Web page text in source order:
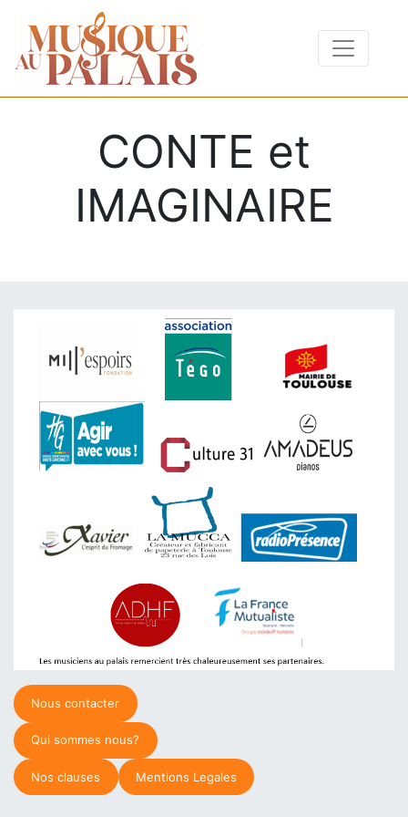
CONTE et
IMAGINAIRE
Nous contacter
Qui sommes nous?
Nos clauses Mentions Legales